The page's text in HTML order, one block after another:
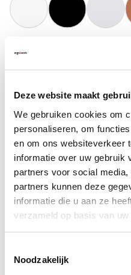
Deze website maakt
We gebruiken cookies om
personaliseren, om
en om ons websiteverkeer
informatie over uw gebruik
partners voor social
partners kunnen deze
informatie die u aan ze
verzameld op basis van
Noodzakelijk
FUSSRING ?
FUSSRING AUS